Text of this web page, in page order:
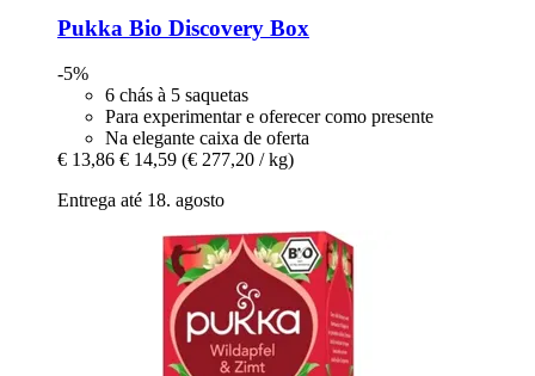
Pukka Bio Discovery Box
-5%
6 chás à 5 saquetas
Para experimentar e oferecer como presente
Na elegante caixa de oferta
€ 13,86 € 14,59 (€ 277,20 / kg)
Entrega até 18. agosto